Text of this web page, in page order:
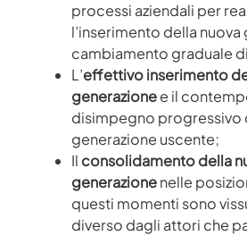
processi aziendali per
l’inserimento della nuova
cambiamento graduale
L’effettivo inserimento
generazionee il
disimpegno progressivo
generazione uscente;
Il consolidamento della
generazionenelle
questi momenti sono
diverso dagli attori che